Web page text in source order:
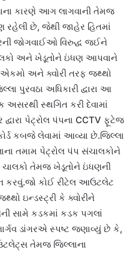
કારણે આગ લાગવાની તેમજ
રહેલી છે, જેથી જાહેર હિતમાં
જોગવાઈઓ વિરુદ્ધ જઈને
અને ખેડૂતોને ઇંધણ આપવાને
અને ક્વોરી તરફ જથ્થો
પુરવઠા અધિકારી દ્વારા આ
અસરથી સ્થગિત કરી દેવામાં
પેટ્રોલ પંપના CCTV ફૂટેજ
કબજે લેવામાં આવ્યા છે.જિલ્લા
તમામ પેટ્રોલ પંપ સંચાલકોને
ચાલકો તેમજ ખેડૂતોને ઇંધણની
કરવું.જો કોઈ રીટેલ આઉટલેટ
ઇન્ડસ્ટ્રી કે ક્વોરીને
સામે કડકમાં કડક પગલાં
ડાંગરએ સ્પષ્ટ જણાવ્યું છે કે,
તેમજ જિલ્લાના